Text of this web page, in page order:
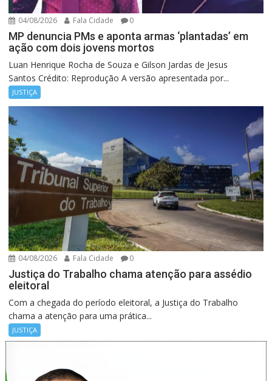
04/08/2026 Fala Cidade 0
MP denuncia PMs e aponta armas ‘plantadas’ em
ação com dois jovens mortos
Luan Henrique Rocha de Souza e Gilson Jardas de Jesus
Santos Crédito: Reprodução A versão apresentada por...
JUSTIÇA
04/08/2026 Fala Cidade 0
Justiça do Trabalho chama atenção para assédio
eleitoral
Com a chegada do período eleitoral, a Justiça do Trabalho
chama a atenção para uma prática...
JUSTIÇA